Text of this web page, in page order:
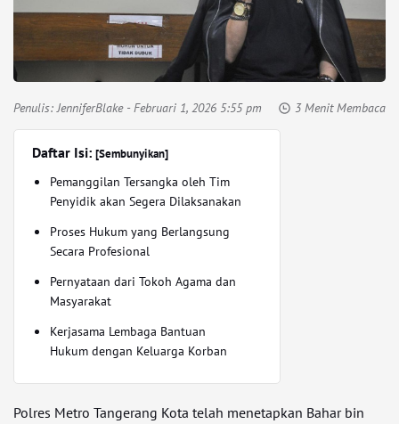
Penulis:JenniferBlake- Februari 1, 2026 5:55 pm 3 Menit Membaca
Daftar Isi: [Sembunyikan]
Pemanggilan Tersangka oleh Tim
Penyidik akan Segera Dilaksanakan
Proses Hukum yang Berlangsung
Secara Profesional
Pernyataan dari Tokoh Agama dan
Masyarakat
Kerjasama Lembaga Bantuan
Hukum dengan Keluarga Korban
Polres Metro Tangerang Kota telah menetapkan Bahar bin